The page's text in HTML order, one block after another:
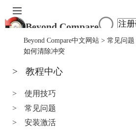
Beyond Compare
首页
服务中心
Beyond Compare中文网站> 常见问题
如何清除冲突
> 教程中心
>
使用技巧
>
常见问题
>
安装激活